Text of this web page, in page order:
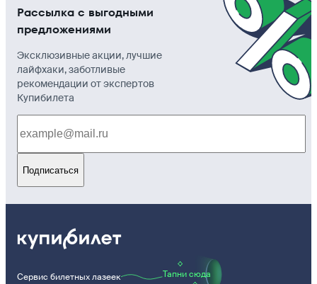
Рассылка с выгодными
предложениями
Эксклюзивные акции, лучшие
лайфхаки, заботливые
рекомендации от экспертов
Купибилета
Подписаться
Сервис билетных лазеек Тапни сюда